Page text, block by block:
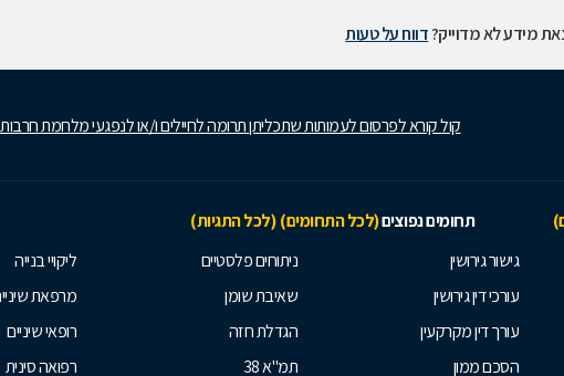
מידע לא מדוייק?דווח על טעות
קול קורא לפרסום לעמותות שתכליתן תרומה לחיילים ו/או לנפגעי מלחמת
תחומים נפוצים(לכל התחומים) (לכל התגיות)
גישור גירושין
עורכי דין גירושין
עורך דין מקרקעין
הסכם ממון
ניתוחים פלסטיים
שאיבת שומן
הגדלת חזה
תמ"א 38
ליקויי בנייה
מרפאת
רופאי שיניים
רפואה סינית